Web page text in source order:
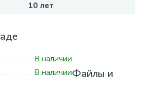
10 лет
В наличии
В наличииФайлы и